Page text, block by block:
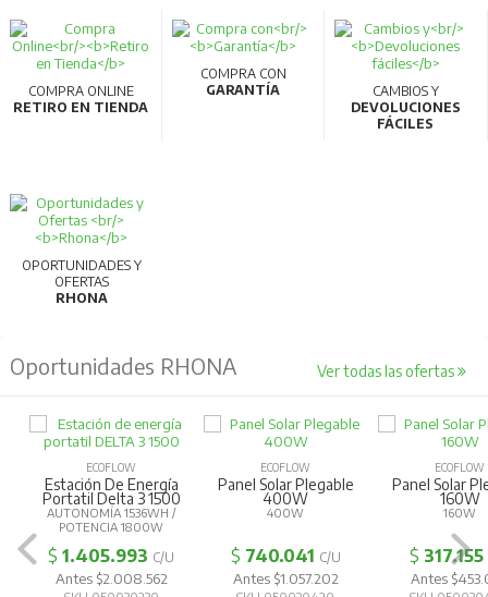
COMPRA ONLINE
RETIRO EN TIENDA
COMPRA CON
GARANTÍA
CAMBIOS Y
DEVOLUCIONES
FÁCILES
OPORTUNIDADES Y
OFERTAS
RHONA
Oportunidades RHONA Ver todas las ofertas
ECOFLOW
Estación De Energía
Portatil Delta 3 1500
AUTONOMÍA 1536WH /
POTENCIA 1800W
$1.405.993 C/U
Antes $2.008.562
ECOFLOW
Panel Solar Plegable
400W
400W
$ 740.041 C/U
Antes $1.057.202
ECOFLOW
Panel Solar
160W
160W
$ 317.155
Antes